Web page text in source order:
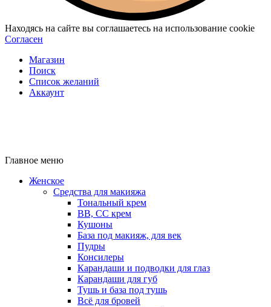
Находясь на сайте вы соглашаетесь на использование cookie
Согласен
Магазин
Поиск
Список желаний
Аккаунт
Главное меню
Женское
Средства для макияжа
Тональный крем
BB, CC крем
Кушоны
База под макияж, для век
Пудры
Консилеры
Карандаши и подводки для глаз
Карандаши для губ
Тушь и база под тушь
Всё для бровей